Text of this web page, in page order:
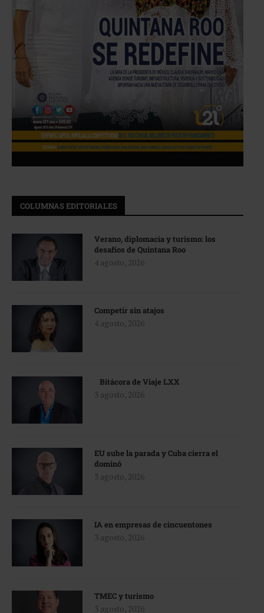
COLUMNAS EDITORIALES
Verano, diplomacia y turismo: los
desafíos de Quintana Roo
4 agosto, 2026
Competir sin atajos
4 agosto, 2026
Bitácora de Viaje LXX
3 agosto, 2026
EU sube la parada y Cuba cierra el
dominó
3 agosto, 2026
IA en empresas de cincuentones
3 agosto, 2026
TMEC y turismo
3 agosto, 2026